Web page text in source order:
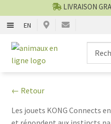
EN
Aller
à
Aller
au
LIVRAISON
CHIENS
← Retour
Les jouets KONG Connects